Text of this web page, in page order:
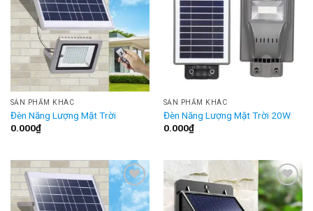
SẢN PHẨM KHÁC
Đèn Năng Lượng Mặt Trời
0.000₫
SẢN PHẨM KHÁC
Đèn Năng Lượng Mặt Trời 20W
0.000₫
Add to
Wishlist
Add to
Wishlist